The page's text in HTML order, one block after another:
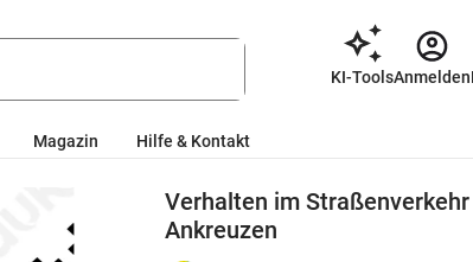
KI-ToolsAnmelden
Magazin Hilfe & Kontakt
Verhalten im
Ankreuzen